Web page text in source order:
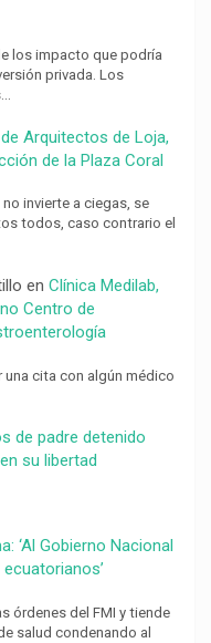
los impacto que podría
privada. Los
Arquitectos de Loja,
de la Plaza Coral
invierte a ciegas, se
todos, caso contrario el
en Clínica Medilab,
Centro de
cita con algún médico
de padre detenido
su libertad
‘Al Gobierno Nacional
órdenes del FMI y tiende
salud condenando al